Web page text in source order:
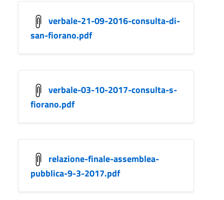
verbale-21-09-2016-consulta-di-
san-fiorano.pdf
verbale-03-10-2017-consulta-s-
fiorano.pdf
relazione-finale-assemblea-
pubblica-9-3-2017.pdf